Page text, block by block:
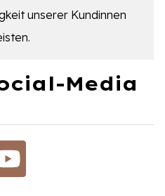
unserer Kundinnen
Media